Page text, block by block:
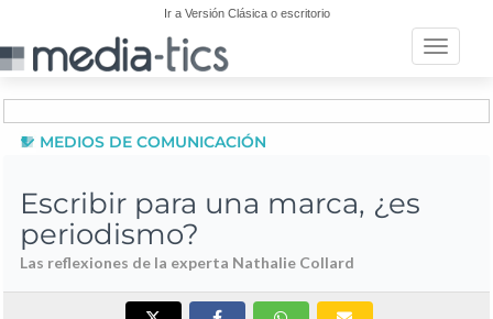
Ir a Versión Clásica o escritorio
Toggle
MEDIOS DE COMUNICACIÓN
Escribir para una marca, ¿es
periodismo?
Las reflexiones de la experta Nathalie Collard